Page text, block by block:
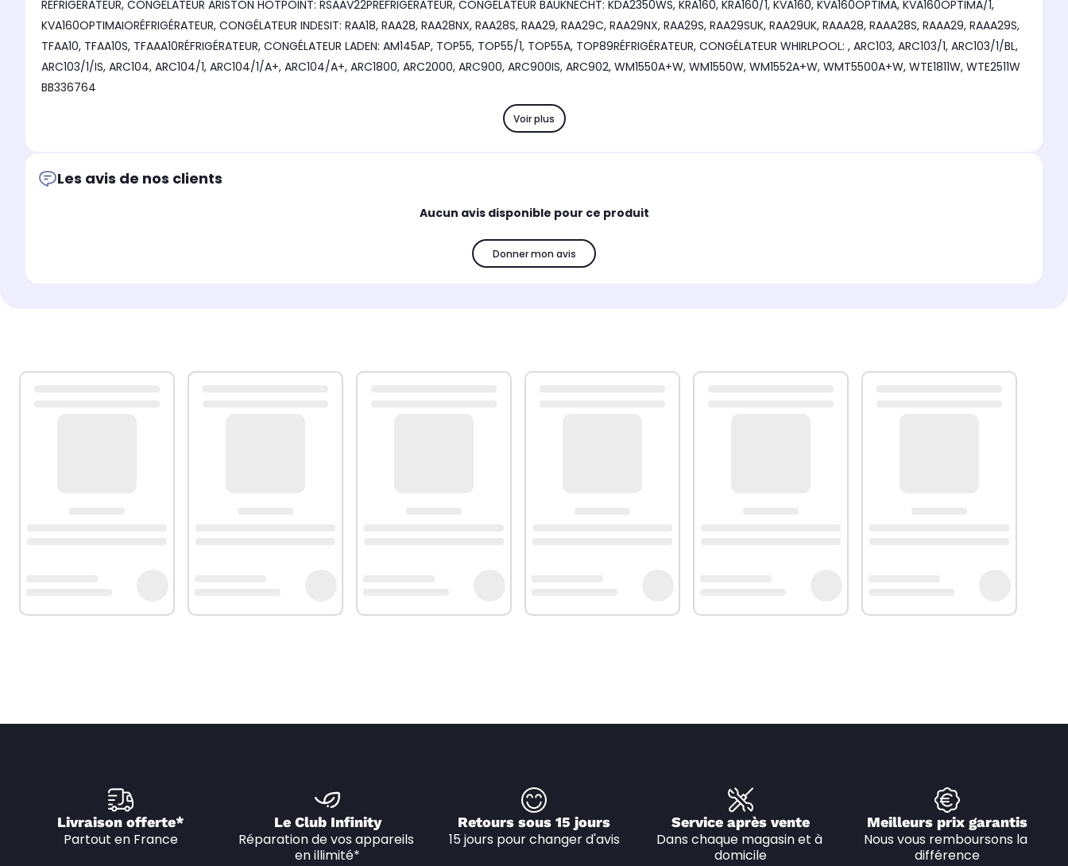
RÉFRIGÉRATEUR, CONGÉLATEUR ARISTON HOTPOINT: RSAAV22PRÉFRIGÉRATEUR, CONGÉLATEUR BAUKNECHT: KDA2350WS, KRA160, KRA160/1, KVA160, KVA160OPTIMA, KVA160OPTIMA/1,
KVA160OPTIMAIORÉFRIGÉRATEUR, CONGÉLATEUR INDESIT: RAA18, RAA28, RAA28NX, RAA28S, RAA29, RAA29C, RAA29NX, RAA29S, RAA29SUK, RAA29UK, RAAA28, RAAA28S, RAAA29, RAAA29S,
TFAA10, TFAA10S, TFAAA10RÉFRIGÉRATEUR, CONGÉLATEUR LADEN: AM145AP, TOP55, TOP55/1, TOP55A, TOP89RÉFRIGÉRATEUR, CONGÉLATEUR WHIRLPOOL: , ARC103, ARC103/1, ARC103/1/BL,
ARC103/1/IS, ARC104, ARC104/1, ARC104/1/A+, ARC104/A+, ARC1800, ARC2000, ARC900, ARC900IS, ARC902, WM1550A+W, WM1550W, WM1552A+W, WMT5500A+W, WTE1811W, WTE2511W
BB336764
Voir plus
Les avis de nos clients
Aucun avis disponible pour ce produit
Donner mon avis
Livraison offerte*
Partout en France
Le Club Infinity
Réparation de vos appareils
en illimité*
Retours sous 15 jours
15 jours pour changer d'avis
Service après vente
Dans chaque magasin et à
domicile
Meilleurs prix garantis
Nous vous remboursons la
différence